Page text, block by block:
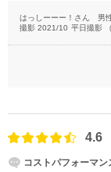
はっしーーー！さん 男
撮影 2021/10 平日撮影
4.6
コストパフォーマ